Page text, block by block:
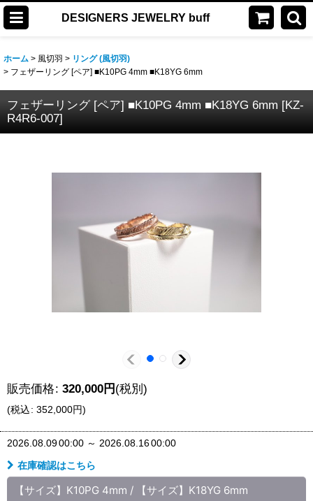
DESIGNERS JEWELRY buff
ホーム > 風切羽 > リング (風切羽)
> フェザーリング [ペア] ■K10PG 4mm ■K18YG 6mm
フェザーリング [ペア] ■K10PG 4mm ■K18YG 6mm [KZ-
R4R6-007]
販売価格: 320,000円 (税別)
(税込: 352,000円)
2026.08.0900:00 ～ 2026.08.1600:00
在庫確認はこちら
【サイズ】K10PG 4mm /
【サイズ】K18YG 6mm